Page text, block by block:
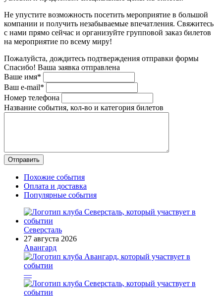
Не упустите возможность посетить мероприятие в большой
компании и получить незабываемые впечатления. Свяжитесь
с нами прямо сейчас и организуйте групповой заказ билетов
на мероприятие по всему миру!
Пожалуйста, дождитесь подтверждения отправки формы
Спасибо! Ваша заявка отправлена
Ваше имя*
Ваш e-mail*
Номер телефона
Название события, кол-во и категория билетов
Похожие события
Оплата и доставка
Популярные события
Северсталь
27 августа 2026
Авангард
—